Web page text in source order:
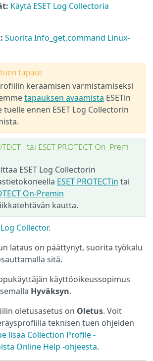
Käytä ESET Log Collectoria
Suorita Info_get.command Linux-
tuen tapaus
keräämisen varmistamiseksi
tapauksen avaamista ESETin
tuelle ennen ESET Log Collectorin
tai ESET PROTECT On-Prem -
ESET Log Collectorin
ESET PROTECTin tai
On-Premin
kautta.
Log Collector.
lataus on päättynyt, suorita työkalu
sitä.
käyttöoikeussopimus
Hyväksyn.
oletusasetus on Oletus. Voit
teknisen tuen ohjeiden
lisää Collection Profile -
Online Help -ohjeesta.